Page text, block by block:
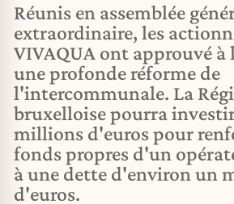
Réunis en assemblée
extraordinaire, les
VIVAQUA ont approuvé
une profonde réforme de
l'intercommunale. La
bruxelloise pourra
millions d'euros pour
fonds propres d'un
à une dette d'environ un
d'euros.